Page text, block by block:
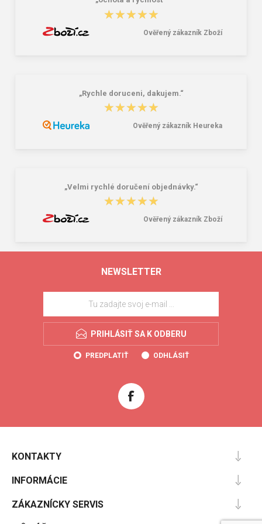
★★★★★
★★★★★
Ověřený zákazník Zboží
„Rychle doruceni, dakujem.“
★★★★★
★★★★★
Ověřený zákazník Heureka
„Velmi rychlé doručení objednávky.“
★★★★★
★★★★★
Ověřený zákazník Zboží
NEWSLETTER
PRIHLÁSIŤ SA K ODBERU
PREDPLATIŤ ODHLÁSIŤ
KONTAKTY
INFORMÁCIE
ZÁKAZNÍCKY SERVIS